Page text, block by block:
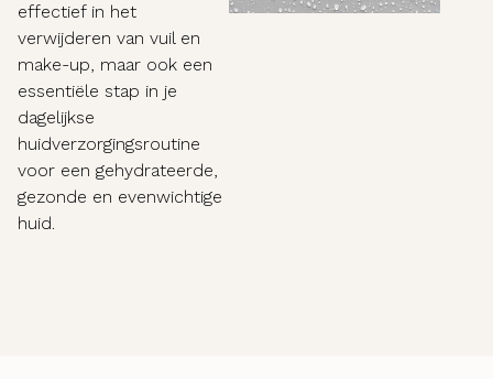
effectief in het
verwijderen van vuil en
make-up, maar ook een
essentiële stap in je
dagelijkse
huidverzorgingsroutine
voor een gehydrateerde,
gezonde en evenwichtige
huid.